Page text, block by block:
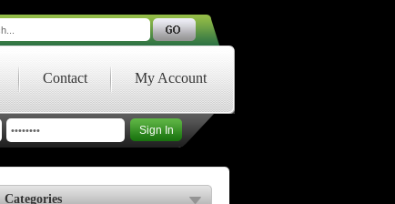
Contact My Account
Categories